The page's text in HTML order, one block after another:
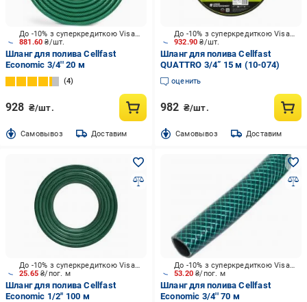
881.60₴/шт.
До -10% з суперкредиткою Visa Вигода
Шланг для полива Cellfast
Economic 3/4'' 20 м
4
928 ₴/шт.
Cамовывоз Доставим
932.90₴/шт.
До -10% з суперкредиткою Visa Вигода
Шланг для полива Cellfast
QUATTRO 3/4” 15 м (10-074)
оценить
982 ₴/шт.
Cамовывоз Доставим
25.65₴/пог. м
До -10% з суперкредиткою Visa Вигода
Шланг для полива Cellfast
Economic 1/2" 100 м
53.20₴/пог. м
До -10% з суперкредиткою Visa Вигода
Шланг для полива Cellfast
Economic 3/4'' 70 м